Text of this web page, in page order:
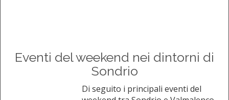
Eventi del weekend nei dintorni di
Sondrio
Di seguito i principali eventi del